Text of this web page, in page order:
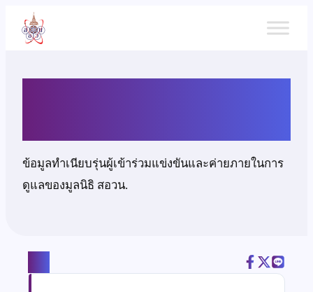
เนื้อหา
ข้อมูลทำเนียบรุ่นผู้เข้าร่วมแข่งขันและค่ายภายในการ
ดูแลของมูลนิธิ สอวน.